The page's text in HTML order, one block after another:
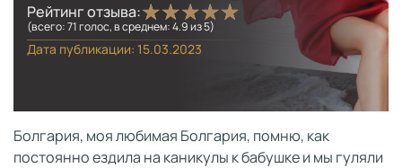
Рейтинг отзыва:
(всего:71голос, в среднем:4.9из 5)
Дата публикации: 15.03.2023
Болгария, моя любимая Болгария, помню, как
постоянно ездила на каникулы к бабушке и мы гуляли